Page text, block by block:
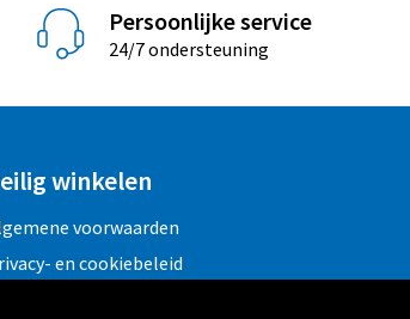
Persoonlijke service
24/7 ondersteuning
winkelen
voorwaarden
en cookiebeleid